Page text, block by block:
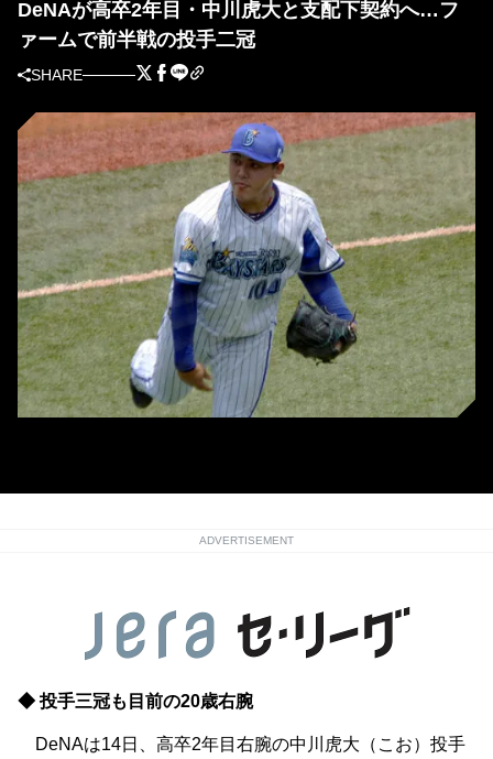
DeNAが高卒2年目・中川虎大と支配下契約へ…フ
ァームで前半戦の投手二冠
SHARE
ADVERTISEMENT
◆ 投手三冠も目前の20歳右腕
DeNAは14日、高卒2年目右腕の中川虎大（こお）投手